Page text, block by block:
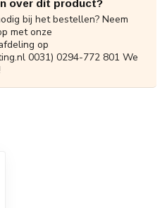
over dit product?
bij het bestellen? Neem
met onze
op
0031) 0294-772 801 We